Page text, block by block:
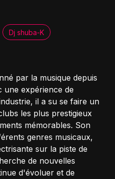
Dj shuba-K
par la musique depuis
une expérience de
il a su se faire un
les plus prestigieux
mémorables. Son
genres musicaux,
sur la piste de
de nouvelles
d'évoluer et de